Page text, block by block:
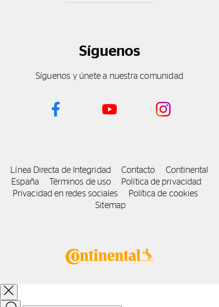
Síguenos
Síguenos y únete a nuestra comunidad
Línea Directa de Integridad Contacto
Continental
España
Términos de uso
Política de privacidad
Privacidad en redes sociales
Política de cookies
Sitemap